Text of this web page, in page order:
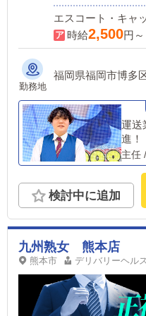
エスコート・キャ
時給2,500円～
勤務地
福岡県福岡市博多
運送
進！
主任 /
検討中に追加
九州熟女 熊本店
熊本市 デリバリーヘルス